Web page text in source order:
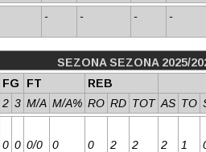
- - - -
SEZONA SEZONA 2025/
FG
FT
REB
2 3 M/A M/A% RO RD TOT AS TO
0 0 0/0 0 0 2 2 2 1